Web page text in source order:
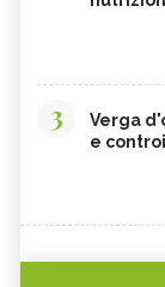
3
Verga
e